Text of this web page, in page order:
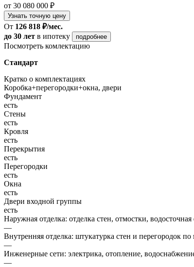
от 30 080 000 ₽
Узнать точную цену
От 126 818 ₽/мес.
до 30 лет в ипотеку подробнее
Посмотреть комлектацию
Стандарт
Кратко о комплектациях
Коробка+перегородки+окна, двери
Фундамент
есть
Стены
есть
Кровля
есть
Перекрытия
есть
Перегородки
есть
Окна
есть
Двери входной группы
есть
Наружная отделка: отделка стен, отмостки, водосточная
—
Внутренняя отделка: штукатурка стен и перегородок по
—
Инженерные сети: электрика, отопление,
—